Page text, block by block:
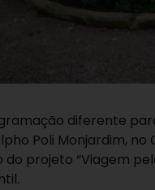
diferente
Poli Monjardim, no
projeto “Viagem